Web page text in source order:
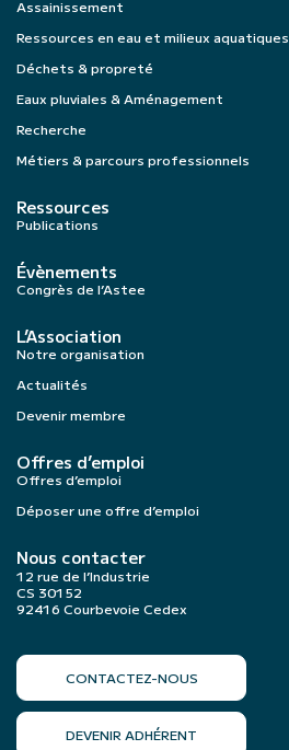
Assainissement
Ressources en eau et milieux aquatiques
Déchets & propreté
Eaux pluviales & Aménagement
Recherche
Métiers & parcours professionnels
Ressources
Publications
Évènements
Congrès de l’Astee
L’Association
Notre organisation
Actualités
Devenir membre
Offres d’emploi
Offres d’emploi
Déposer une offre d’emploi
Nous contacter
12 rue de l’Industrie
CS 30152
92416 Courbevoie Cedex
CONTACTEZ-NOUS
DEVENIR ADHÉRENT